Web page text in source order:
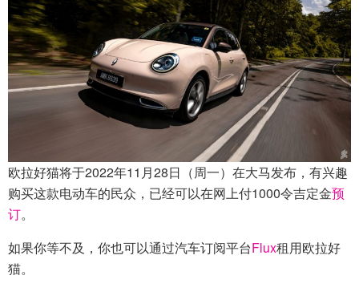
欧拉好猫将于2022年11月28日（周一）在大马发布，有兴趣
购买这款电动车的民众，已经可以在网上付1000令吉定金预
订。
如果你等不及，你也可以通过汽车订阅平台Flux租用欧拉好
猫。